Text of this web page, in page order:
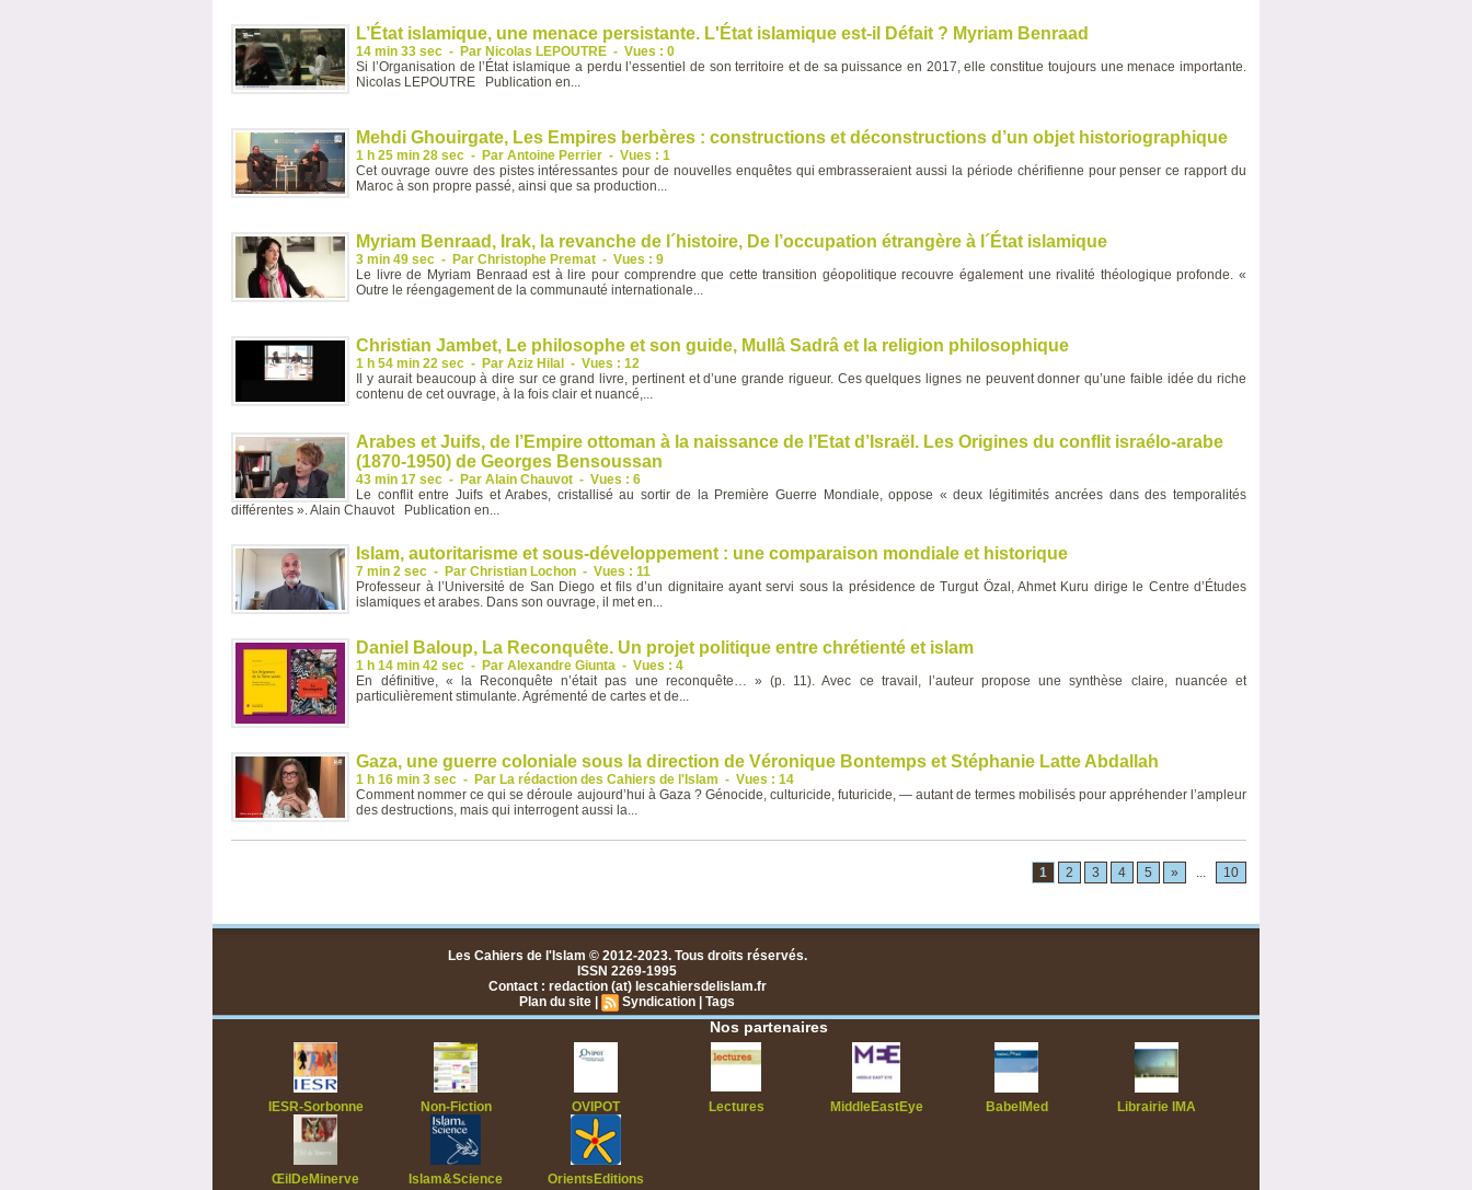
L’État islamique, une menace persistante. L'État islamique est-il Défait ? Myriam Benraad
14 min 33 sec - Par Nicolas LEPOUTRE -Vues : 0
Si l’Organisation de l’État islamique a perdu l’essentiel de son territoire et de sa puissance en 2017, elle constitue toujours une menace importante.
Nicolas LEPOUTRE Publication en...
Mehdi Ghouirgate, Les Empires berbères : constructions et déconstructions d’un objet historiographique
1 h 25 min 28 sec - Par Antoine Perrier -Vues : 1
Cet ouvrage ouvre des pistes intéressantes pour de nouvelles enquêtes qui embrasseraient aussi la période chérifienne pour penser ce rapport du
Maroc à son propre passé, ainsi que sa production...
Myriam Benraad, Irak, la revanche de l´histoire, De l’occupation étrangère à l´État islamique
3 min 49 sec - Par Christophe Premat -Vues : 9
Le livre de Myriam Benraad est à lire pour comprendre que cette transition géopolitique recouvre également une rivalité théologique profonde. «
Outre le réengagement de la communauté internationale...
Christian Jambet, Le philosophe et son guide, Mullâ Sadrâ et la religion philosophique
1 h 54 min 22 sec - Par Aziz Hilal -Vues : 12
Il y aurait beaucoup à dire sur ce grand livre, pertinent et d’une grande rigueur. Ces quelques lignes ne peuvent donner qu’une faible idée du riche
contenu de cet ouvrage, à la fois clair et nuancé,...
Arabes et Juifs, de l’Empire ottoman à la naissance de l’Etat d’Israël. Les Origines du conflit israélo-arabe
(1870-1950) de Georges Bensoussan
43 min 17 sec - Par Alain Chauvot -Vues : 6
Le conflit entre Juifs et Arabes, cristallisé au sortir de la Première Guerre Mondiale, oppose « deux légitimités ancrées dans des temporalités
différentes ». Alain Chauvot Publication en...
Islam, autoritarisme et sous-développement : une comparaison mondiale et historique
7 min 2 sec - Par Christian Lochon -Vues : 11
Professeur à l’Université de San Diego et fils d’un dignitaire ayant servi sous la présidence de Turgut Özal, Ahmet Kuru dirige le Centre d’Études
islamiques et arabes. Dans son ouvrage, il met en...
Daniel Baloup, La Reconquête. Un projet politique entre chrétienté et islam
1 h 14 min 42 sec - Par Alexandre Giunta -Vues : 4
En définitive, « la Reconquête n’était pas une reconquête… » (p. 11). Avec ce travail, l’auteur propose une synthèse claire, nuancée et
particulièrement stimulante. Agrémenté de cartes et de...
Gaza, une guerre coloniale sous la direction de Véronique Bontemps et Stéphanie Latte Abdallah
1 h 16 min 3 sec - Par La rédaction des Cahiers de l'Islam -Vues : 14
Comment nommer ce qui se déroule aujourd’hui à Gaza ? Génocide, culturicide, futuricide, — autant de termes mobilisés pour appréhender l’ampleur
des destructions, mais qui interrogent aussi la...
1 2 3 4 5 » ... 10
Les Cahiers de l'Islam © 2012-2023. Tous droits réservés.
ISSN 2269-1995
Contact : redaction (at) lescahiersdelislam.fr
Plan du site
Syndication Tags
Nos partenaires
IESR-Sorbonne Non-Fiction OVIPOT Lectures MiddleEastEye BabelMed Librairie IMA
ŒilDeMinerve Islam&Science OrientsEditions